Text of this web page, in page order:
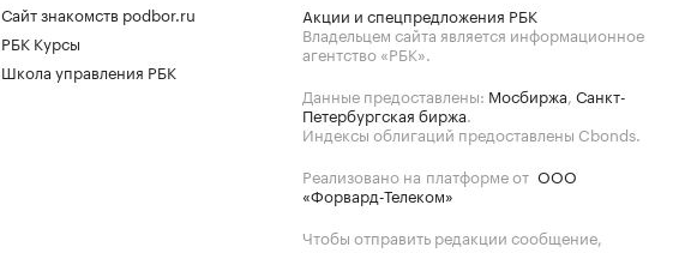
Сайт знакомств podbor.ru
РБК Курсы
Школа управления РБК
Акции и спецпредложения РБК
Владельцем сайта является информационное
агентство «РБК».
Данные предоставлены: Мосбиржа, Санкт-
Петербургская биржа.
Индексы облигаций предоставлены Cbonds.
Реализовано на платформе от ООО
«Форвард-Телеком»
Чтобы отправить редакции сообщение,